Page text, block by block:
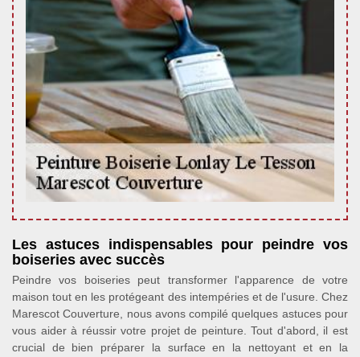
Les astuces indispensables pour peindre vos
boiseries avec succès
Peindre vos boiseries peut transformer l'apparence de votre
maison tout en les protégeant des intempéries et de l'usure. Chez
Marescot Couverture, nous avons compilé quelques astuces pour
vous aider à réussir votre projet de peinture. Tout d'abord, il est
crucial de bien préparer la surface en la nettoyant et en la